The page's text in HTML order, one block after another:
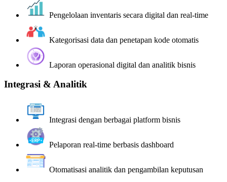
Pengelolaan inventaris secara digital dan real-time
Kategorisasi data dan penetapan kode otomatis
Laporan operasional digital dan analitik bisnis
Integrasi & Analitik
Integrasi dengan berbagai platform bisnis
Pelaporan real-time berbasis dashboard
Otomatisasi analitik dan pengambilan keputusan